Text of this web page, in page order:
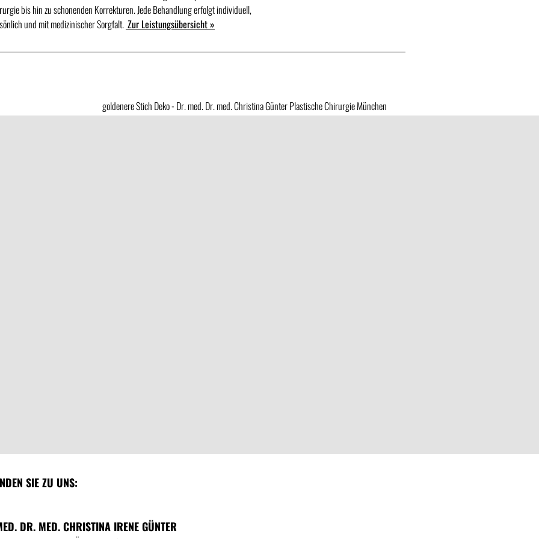
bis hin zu schonenden Korrekturen. Jede Behandlung erfolgt individuell,
und mit medizinischer Sorgfalt. Zur Leistungsübersicht »
SIE ZU UNS:
DR. MED. CHRISTINA IRENE GÜNTER